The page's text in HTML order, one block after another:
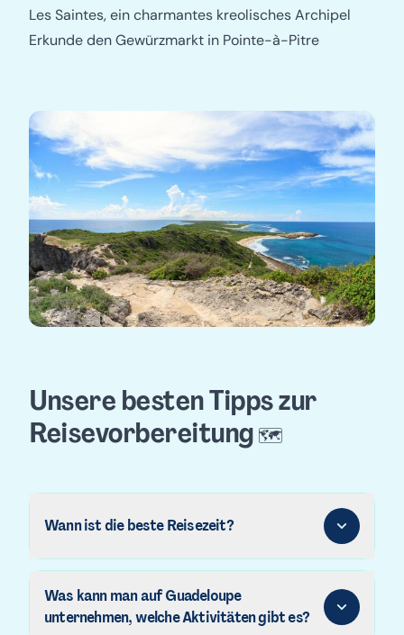
Les Saintes, ein charmantes kreolisches Archipel
Erkunde den Gewürzmarkt in Pointe-à-Pitre
Unsere besten Tipps zur
Reisevorbereitung 🗺️
Wann ist die beste Reisezeit?
Was kann man auf Guadeloupe
unternehmen, welche Aktivitäten gibt es?